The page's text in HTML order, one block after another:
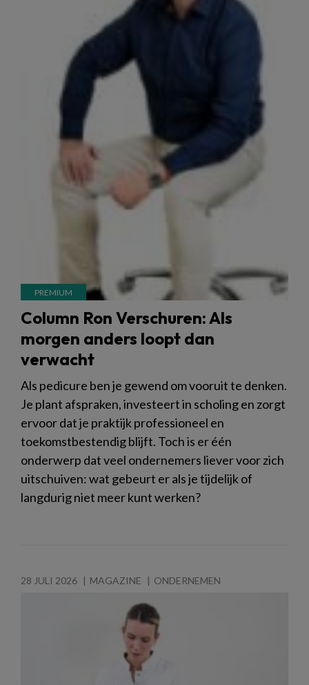
Column Ron Verschuren: Als
morgen anders loopt dan
verwacht
Als pedicure ben je gewend om vooruit te denken.
Je plant afspraken, investeert in scholing en zorgt
ervoor dat je praktijk professioneel en
toekomstbestendig blijft. Toch is er één
onderwerp dat veel ondernemers liever voor zich
uitschuiven: wat gebeurt er als je tijdelijk of
langdurig niet meer kunt werken?
28 JULI 2026 MAGAZINE ONDERNEMEN